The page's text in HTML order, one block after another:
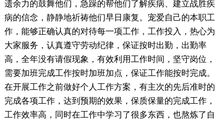
遗余力的鼓舞他们，急躁的帮他们了解疾病、建立战胜疾
病的信念，静静地祈祷他们早日康复。宠爱自己的本职工
作，能够正确认真的对待每一项工作，工作投入，热心为
大家服务，认真遵守劳动纪律，保证按时出勤，出勤率
高，全年没有请假现象，有效利用工作时间，坚守岗位，
需要加班完成工作按时加班加点，保证工作能按时完成。
在开展工作之前做好个人工作方案，有主次的先后准时的
完成各项工作，达到预期的效果，保质保量的完成工作，
工作效率高，同时在工作中学习了很多东西，也熬炼了自